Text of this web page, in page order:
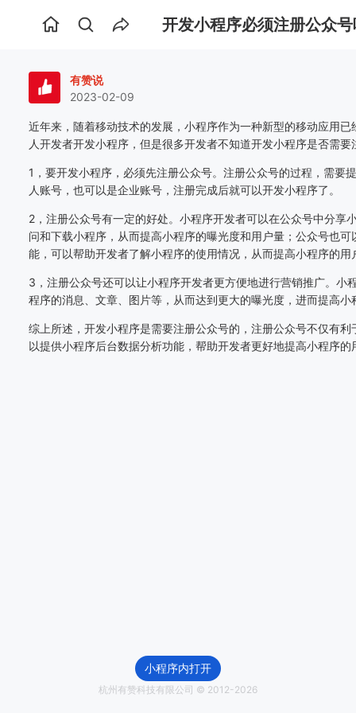
首
开发小程序必须注册公众
有赞说
2023-02-09
近年来，随着移动技术的发展，小程序作为一种新型的移动应用
人开发者开发小程序，但是很多开发者不知道开发小程序是否需要
1，要开发小程序，必须先注册公众号。注册公众号的过程，需要
人账号，也可以是企业账号，注册完成后就可以开发小程序了。
2，注册公众号有一定的好处。小程序开发者可以在公众号中分享
问和下载小程序，从而提高小程序的曝光度和用户量；公众号也
能，可以帮助开发者了解小程序的使用情况，从而提高小程序的用
3，注册公众号还可以让小程序开发者更方便地进行营销推广。小
程序的消息、文章、图片等，从而达到更大的曝光度，进而提高小
综上所述，开发小程序是需要注册公众号的，注册公众号不仅有
以提供小程序后台数据分析功能，帮助开发者更好地提高小程序
小程序内打开
杭州有赞科技有限公司 © 2012-2026